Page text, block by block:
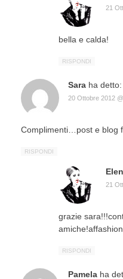
21
bella e calda!
RISPONDI
Sara ha detto:
20 Ottobre 2012
Complimenti…post e blog
RISPONDI
21
grazie
RISPONDI
Pamela ha